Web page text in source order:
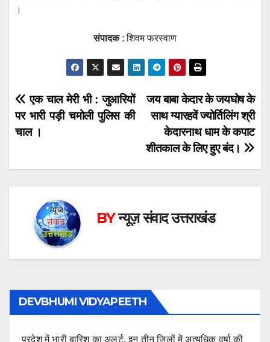
।
संपादक: शिवम फरस्वाण
Post
navigation
जय बाबा केदार के जयघोष के
साथ ग्यारहवें ज्योर्तिलिंग श्री
केदारनाथ धाम के कपाट
शीतकाल के लिए हुए बंद।
एक चाल मेरी भी : जुआरियों
पर भारी पड़ी चमोली पुलिस की
चाल ।
BYन्यूज़ संवाद उत्तराखंड
DEVBHUMI VIDYAPEETH
प्रदेश में भारी बारिश का अलर्ट, इन तीन जिलों में अत्यधिक वर्षा की